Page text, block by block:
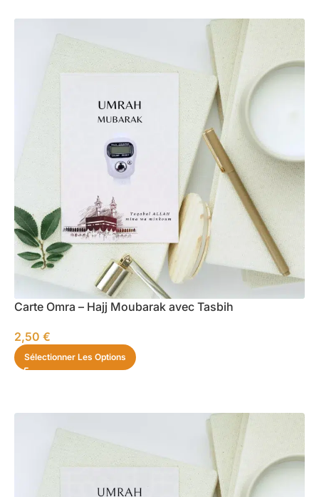
Carte Omra – Hajj Moubarak avec Tasbih
2,50 €
Sélectionner Les Options